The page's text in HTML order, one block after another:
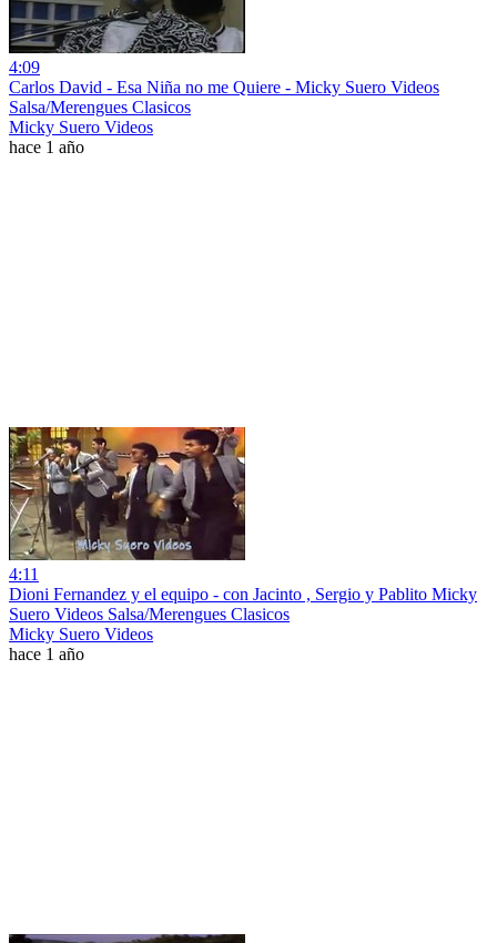
4:09
Carlos David - Esa Niña no me Quiere - Micky Suero Videos
Salsa/Merengues Clasicos
Micky Suero Videos
hace 1 año
4:11
Dioni Fernandez y el equipo - con Jacinto , Sergio y Pablito Micky
Suero Videos Salsa/Merengues Clasicos
Micky Suero Videos
hace 1 año